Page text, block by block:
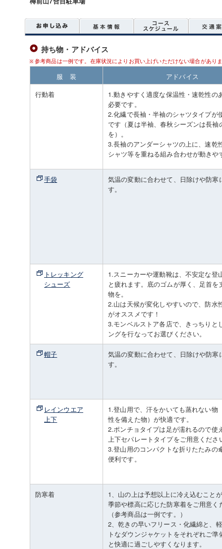
持ち物・アドバイス
参考商品は一例です。在庫状況によりお買い上げいただけない場合があり
服 装
アドバイス
行動着
1.動きやすく適度な保温性・速乾性の
必要です。
2.化繊で長袖・半袖のシャツタイプが
です（夏は半袖、春秋シーズンは長袖
を）。
3.長袖のアンダーシャツの上に、速乾
シャツ等を重ねる組み合わせが動きや
手袋
気温の変動に合わせて、日除けや防寒
す。
トレッキング
シューズ
1.スニーカーや運動靴は、不安定な登
と疲れます。底のゴムが厚く、足首を
物を。
2.山は天候が変化しやすいので、防水
がオススメです！
3.モンベルストア各店で、きっちりと
ングを行なってお選びください。
帽子
気温の変動に合わせて、日除けや防寒
す。
レインウエア
上下
1.登山用で、汗をかいても蒸れない物
性を備えた物）が快適です。
2.ポンチョタイプは足が濡れるので使
上下セパレートタイプをご用意くださ
3.登山用のコンパクトな折りたたみの
便利です。
防寒着
1、山の上は予想以上に冷え込むこと
季節や標高に応じた防寒着をご用意く
（参考商品は一例です。）
2、乾きの早いフリース・化繊綿と、
トなダウンジャケットをそれぞれご準
と快適に過ごしやすくなります。